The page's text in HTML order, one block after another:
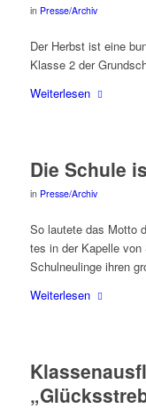
in Presse/Archiv
Der Herbst ist eine
Klas­se 2 der
Wei­ter­le­sen
Die Schu­le
in Presse/Archiv
So lau­te­te das Mot­to
tes in der Kapel­le
Schul­neu­lin­ge ihren
Wei­ter­le­sen